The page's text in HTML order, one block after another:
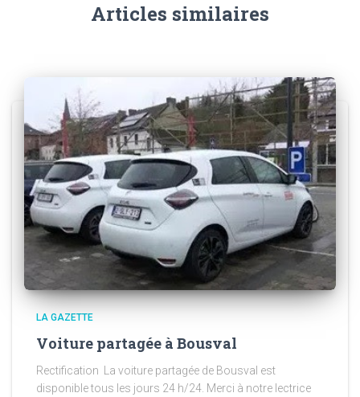
Articles similaires
LA GAZETTE
Voiture partagée à Bousval
Rectification La voiture partagée de Bousval est
disponible tous les jours 24 h/24. Merci à notre lectrice